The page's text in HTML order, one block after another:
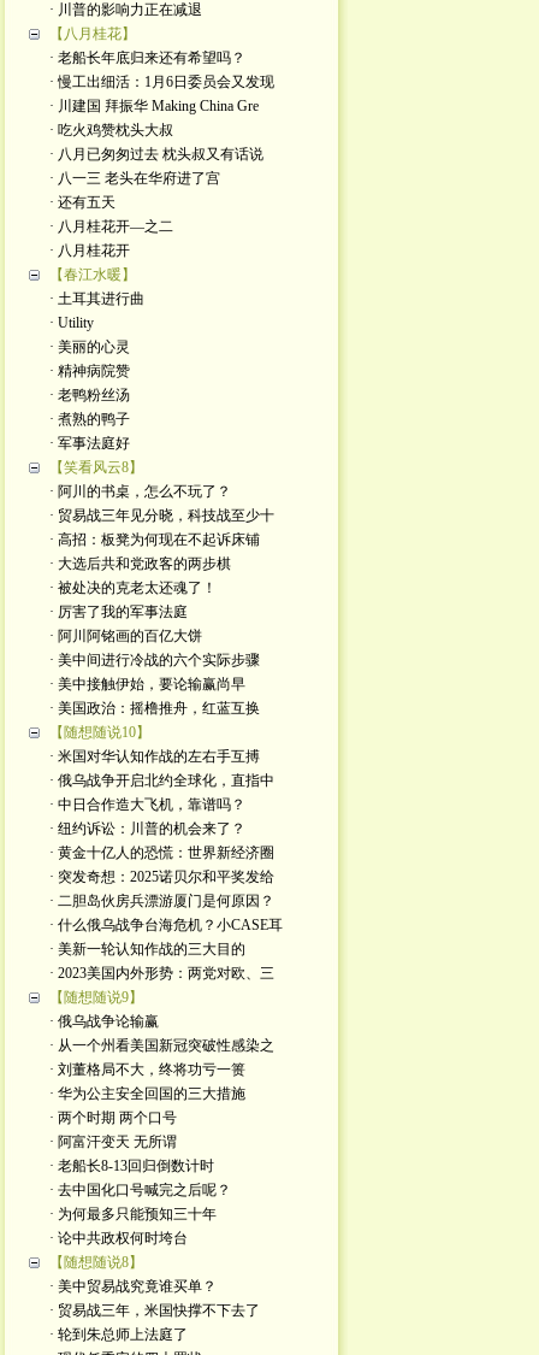
· 川普的影响力正在减退
【八月桂花】
· 老船长年底归来还有希望吗？
· 慢工出细活：1月6日委员会又发现
· 川建国 拜振华 Making China Gre
· 吃火鸡赞枕头大叔
· 八月已匆匆过去 枕头叔又有话说
· 八一三 老头在华府进了宫
· 还有五天
· 八月桂花开—之二
· 八月桂花开
【春江水暖】
· 土耳其进行曲
· Utility
· 美丽的心灵
· 精神病院赞
· 老鸭粉丝汤
· 煮熟的鸭子
· 军事法庭好
【笑看风云8】
· 阿川的书桌，怎么不玩了？
· 贸易战三年见分晓，科技战至少十
· 高招：板凳为何现在不起诉床铺
· 大选后共和党政客的两步棋
· 被处决的克老太还魂了！
· 厉害了我的军事法庭
· 阿川阿铭画的百亿大饼
· 美中间进行冷战的六个实际步骤
· 美中接触伊始，要论输赢尚早
· 美国政治：摇橹推舟，红蓝互换
【随想随说10】
· 米国对华认知作战的左右手互搏
· 俄乌战争开启北约全球化，直指中
· 中日合作造大飞机，靠谱吗？
· 纽约诉讼：川普的机会来了？
· 黄金十亿人的恐慌：世界新经济圈
· 突发奇想：2025诺贝尔和平奖发给
· 二胆岛伙房兵漂游厦门是何原因？
· 什么俄乌战争台海危机？小CASE耳
· 美新一轮认知作战的三大目的
· 2023美国内外形势：两党对欧、三
【随想随说9】
· 俄乌战争论输赢
· 从一个州看美国新冠突破性感染之
· 刘董格局不大，终将功亏一篑
· 华为公主安全回国的三大措施
· 两个时期 两个口号
· 阿富汗变天 无所谓
· 老船长8-13回归倒数计时
· 去中国化口号喊完之后呢？
· 为何最多只能预知三十年
· 论中共政权何时垮台
【随想随说8】
· 美中贸易战究竟谁买单？
· 贸易战三年，米国快撑不下去了
· 轮到朱总师上法庭了